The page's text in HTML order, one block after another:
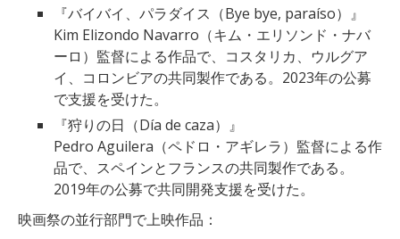
『バイバイ、パラダイス（Bye bye, paraíso）』
Kim Elizondo Navarro（キム・エリソンド・ナバ
ーロ）監督による作品で、コスタリカ、ウルグア
イ、コロンビアの共同製作である。2023年の公募
で支援を受けた。
『狩りの日（Día de caza）』
Pedro Aguilera（ペドロ・アギレラ）監督による作
品で、スペインとフランスの共同製作である。
2019年の公募で共同開発支援を受けた。
映画祭の並行部門で上映作品：